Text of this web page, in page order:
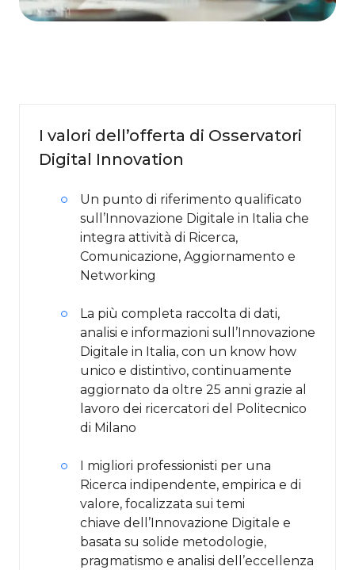
I valori dell’offerta di Osservatori
Digital Innovation
Un punto di riferimento qualificato
sull’Innovazione Digitale in Italia che
integra attività di Ricerca,
Comunicazione, Aggiornamento e
Networking
La più completa raccolta di dati,
analisi e informazioni sull’Innovazione
Digitale in Italia, con un know how
unico e distintivo, continuamente
aggiornato da oltre 25 anni grazie al
lavoro dei ricercatori del Politecnico
di Milano
I migliori professionisti per una
Ricerca indipendente, empirica e di
valore, focalizzata sui temi
chiave dell’Innovazione Digitale e
basata su solide metodologie,
pragmatismo e analisi dell’eccellenza